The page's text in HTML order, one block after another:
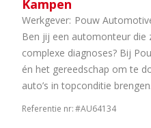
Kampen
Werkgever: Pouw
Ben jij een automonteur
complexe diagnoses? Bij
én het gereedschap om te
auto’s in topconditie
Referentie nr:#AU64134